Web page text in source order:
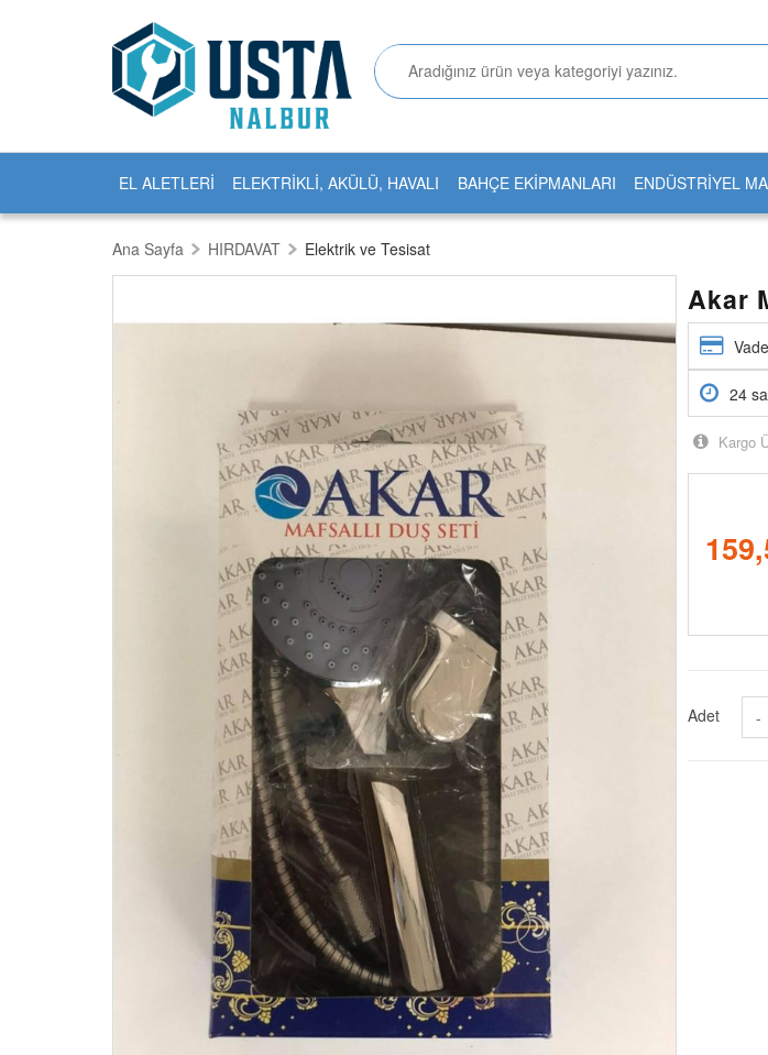
EL ALETLERİ ELEKTRİKLİ, AKÜLÜ, HAVALI BAHÇE EKİPMANLARI ENDÜSTRİYEL
Ana Sayfa HIRDAVAT Elektrik ve Tesisat
Akar
24
Kargo
Adet -